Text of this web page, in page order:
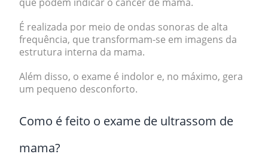
É realizada por meio de ondas sonoras de alta
frequência, que transformam-se em imagens da
estrutura interna da mama.
Além disso, o exame é indolor e, no máximo, gera
um pequeno desconforto.
Como é feito o exame de ultrassom de
mama?